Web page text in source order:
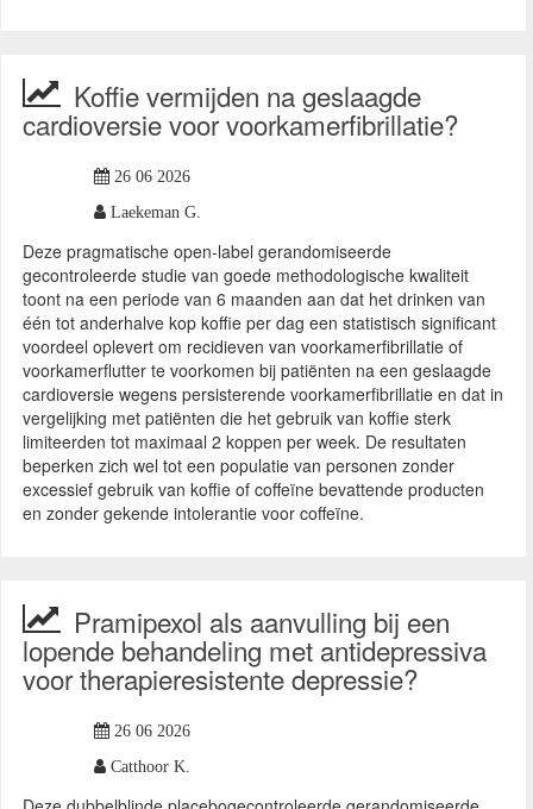
Koffie vermijden na geslaagde
cardioversie voor voorkamerfibrillatie?
26 06 2026
Laekeman G.
Deze pragmatische open-label gerandomiseerde
gecontroleerde studie van goede methodologische kwaliteit
toont na een periode van 6 maanden aan dat het drinken van
één tot anderhalve kop koffie per dag een statistisch significant
voordeel oplevert om recidieven van voorkamerfibrillatie of
voorkamerflutter te voorkomen bij patiënten na een geslaagde
cardioversie wegens persisterende voorkamerfibrillatie en dat in
vergelijking met patiënten die het gebruik van koffie sterk
limiteerden tot maximaal 2 koppen per week. De resultaten
beperken zich wel tot een populatie van personen zonder
excessief gebruik van koffie of coffeïne bevattende producten
en zonder gekende intolerantie voor coffeïne.
Pramipexol als aanvulling bij een
lopende behandeling met antidepressiva
voor therapieresistente depressie?
26 06 2026
Catthoor K.